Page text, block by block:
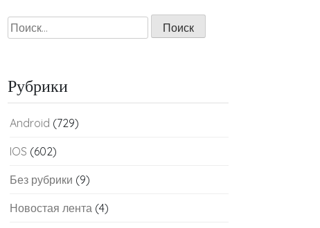
Найти:
Рубрики
Android (729)
IOS (602)
Без рубрики (9)
Новостая лента (4)